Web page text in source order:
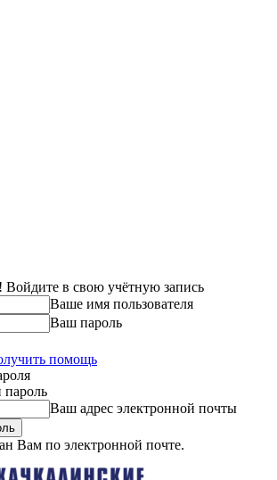
Войдите в свою учётную запись
Ваше имя пользователя
Ваш пароль
помощь
пароль
Ваш адрес электронной почты
Вам по электронной почте.